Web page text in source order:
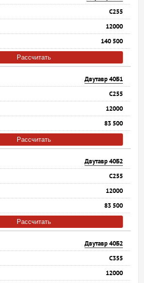
С255
12000
140 500
Рассчитать
Двутавр 40Б1
С255
12000
83 500
Рассчитать
Двутавр 40Б2
С255
12000
83 500
Рассчитать
Двутавр 40Б2
С355
12000